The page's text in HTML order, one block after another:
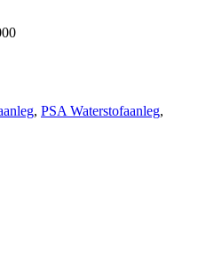
, PSA Waterstofaanleg,